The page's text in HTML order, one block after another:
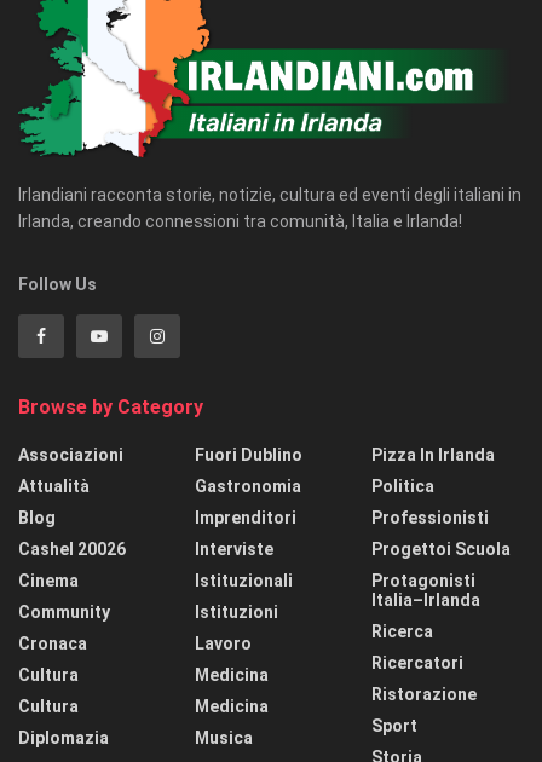
Irlandiani racconta storie, notizie, cultura ed eventi degli italiani in
Irlanda, creando connessioni tra comunità, Italia e Irlanda!
Follow Us
Browse by Category
Associazioni
Attualità
Blog
Cashel 20026
Cinema
Community
Cronaca
Cultura
Cultura
Diplomazia
Fuori Dublino
Gastronomia
Imprenditori
Interviste
Istituzionali
Istituzioni
Lavoro
Medicina
Medicina
Musica
Pizza In Irlanda
Politica
Professionisti
Progettoi Scuola
Protagonisti
Italia–Irlanda
Ricerca
Ricercatori
Ristorazione
Sport
Storia